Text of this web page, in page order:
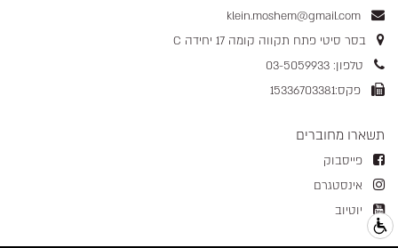
klein.moshem@gmail.com
בסר סיטי פתח תקווה קומה 17 יחידה C
טלפון: 03-5059933
פקס:15336703381
תשארו מחוברים
פייסבוק
אינסטגרם
יוטיוב